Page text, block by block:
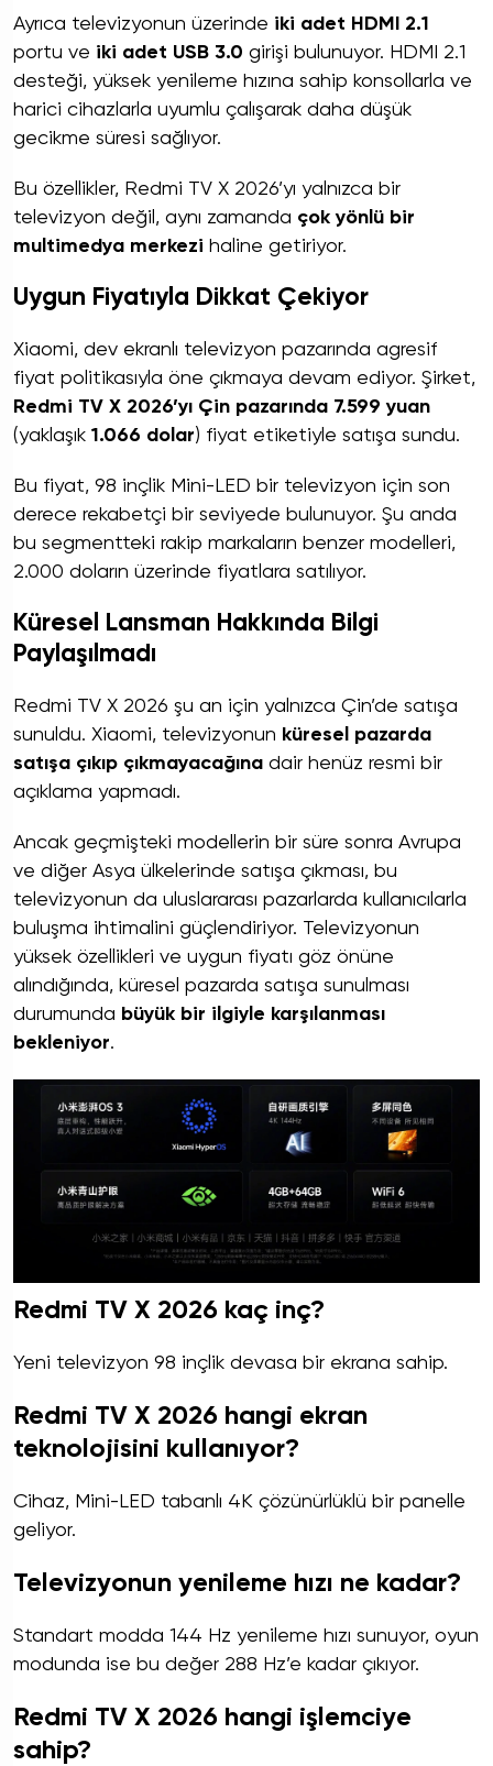
Ayrıca televizyonun üzerinde iki adet HDMI 2.1
portu ve iki adet USB 3.0 girişi bulunuyor. HDMI 2.1
desteği, yüksek yenileme hızına sahip konsollarla ve
harici cihazlarla uyumlu çalışarak daha düşük
gecikme süresi sağlıyor.
Bu özellikler, Redmi TV X 2026’yı yalnızca bir
televizyon değil, aynı zamanda çok yönlü bir
multimedya merkezi haline getiriyor.
Uygun Fiyatıyla Dikkat Çekiyor
Xiaomi, dev ekranlı televizyon pazarında agresif
fiyat politikasıyla öne çıkmaya devam ediyor. Şirket,
Redmi TV X 2026’yı Çin pazarında 7.599 yuan
(yaklaşık 1.066 dolar) fiyat etiketiyle satışa sundu.
Bu fiyat, 98 inçlik Mini-LED bir televizyon için son
derece rekabetçi bir seviyede bulunuyor. Şu anda
bu segmentteki rakip markaların benzer modelleri,
2.000 doların üzerinde fiyatlara satılıyor.
Küresel Lansman Hakkında Bilgi
Paylaşılmadı
Redmi TV X 2026 şu an için yalnızca Çin’de satışa
sunuldu. Xiaomi, televizyonun küresel pazarda
satışa çıkıp çıkmayacağına dair henüz resmi bir
açıklama yapmadı.
Ancak geçmişteki modellerin bir süre sonra Avrupa
ve diğer Asya ülkelerinde satışa çıkması, bu
televizyonun da uluslararası pazarlarda kullanıcılarla
buluşma ihtimalini güçlendiriyor. Televizyonun
yüksek özellikleri ve uygun fiyatı göz önüne
alındığında, küresel pazarda satışa sunulması
durumunda büyük bir ilgiyle karşılanması
bekleniyor.
Redmi TV X 2026 kaç inç?
Yeni televizyon 98 inçlik devasa bir ekrana sahip.
Redmi TV X 2026 hangi ekran
teknolojisini kullanıyor?
Cihaz, Mini-LED tabanlı 4K çözünürlüklü bir panelle
geliyor.
Televizyonun yenileme hızı ne kadar?
Standart modda 144 Hz yenileme hızı sunuyor, oyun
modunda ise bu değer 288 Hz’e kadar çıkıyor.
Redmi TV X 2026 hangi işlemciye
sahip?